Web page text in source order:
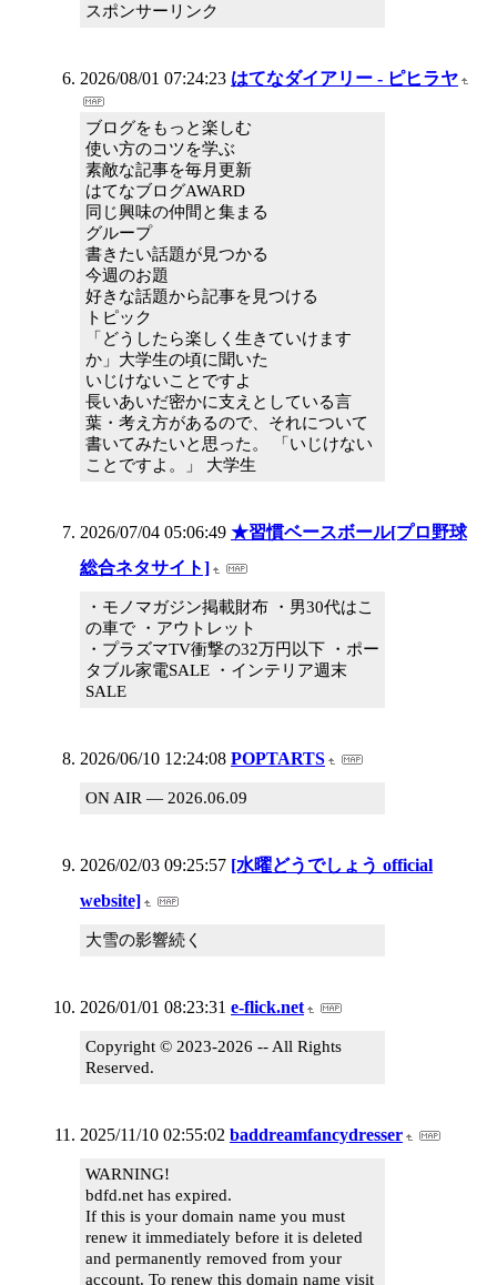
スポンサーリンク
2026/08/01 07:24:23 はてなダイアリー - ピヒラヤ
ブログをもっと楽しむ
使い方のコツを学ぶ
素敵な記事を毎月更新
はてなブログAWARD
同じ興味の仲間と集まる
グループ
書きたい話題が見つかる
今週のお題
好きな話題から記事を見つける
トピック
「どうしたら楽しく生きていけます
か」大学生の頃に聞いた
いじけないことですよ
長いあいだ密かに支えとしている言
葉・考え方があるので、それについて
書いてみたいと思った。 「いじけない
ことですよ。」 大学生
2026/07/04 05:06:49 ★習慣ベースボール[プロ野球
総合ネタサイト]
・モノマガジン掲載財布 ・男30代はこ
の車で ・アウトレット
・プラズマTV衝撃の32万円以下 ・ポー
タブル家電SALE ・インテリア週末
SALE
2026/06/10 12:24:08 POPTARTS
ON AIR — 2026.06.09
2026/02/03 09:25:57 [水曜どうでしょう official
website]
大雪の影響続く
2026/01/01 08:23:31 e-flick.net
Copyright © 2023-2026 -- All Rights
Reserved.
2025/11/10 02:55:02 baddreamfancydresser
WARNING!
bdfd.net has expired.
If this is your domain name you must
renew it immediately before it is deleted
and permanently removed from your
account. To renew this domain name visit